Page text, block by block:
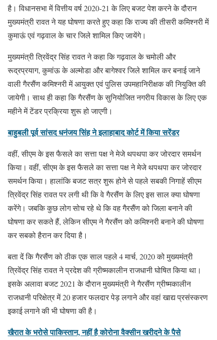
है। विधानसभा में वित्तीय वर्ष 2020-21 के लिए बजट पेश करने के दौरान
मुख्यमंत्री रावत ने यह घोषणा करते हुए कहा कि राज्य की तीसरी कमिश्नरी में
कुमाऊं एवं गढ़वाल के चार जिले शामिल किए जायेंगे।
मुख्यमंत्री त्रिवेंद्र सिंह रावत ने कहा कि गढ़वाल के चमोली और
रूद्रप्रयाग, कुमांऊ के अल्मोडा और बागेश्वर जिले शामिल कर बनाई जाने
वाली गैरसैंण कमिश्नरी में आयुक्त एवं पुलिस उपमहानिरीक्षक की नियुक्ति की
जायेगी। साथ ही कहा कि गैरसैंण के सुनियोजित नगरीय विकास के लिए एक
महीने में टेंडर प्रक्रिया शुरू हो जाएगी।
बाहुबली पूर्व सांसद धनंजय सिंह ने इलाहाबाद कोर्ट में किया सरेंडर
वहीं, सीएम के इस फैसले का सत्ता पक्ष ने मेजे थपथपा कर जोरदार समर्थन
किया। वहीं, सीएम के इस फैसले का सत्ता पक्ष ने मेजे थपथपा कर जोरदार
समर्थन किया। हालांकि बजट सत्र शुरू होने से पहले सबकी निगाहें सीएम
त्रिवेंद्र सिंह रावत पर लगी थी कि वे गैरसैंण के लिए इस साल क्या घोषणा
करेंगे। जबकि कुछ लोग सोच रहे थे कि वह गैरसैंण को जिला बनाने की
घोषणा कर सकते हैं, लेकिन सीएम ने गैरसैंण को कमिश्नरी बनाने की घोषणा
कर सबको हैरान कर दिया है।
बता दें कि गैरसैंण को ठीक एक साल पहले 4 मार्च, 2020 को मुख्यमंत्री
त्रिवेंद्र सिंह रावत ने प्रदेश की ग्रीष्मकालीन राजधानी घोषित किया था।
इसके अलावा बजट 2021 के दौरान मुख्यमंत्री ने गैरसैंण ग्रीष्मकालीन
राजधानी परिक्षेत्र में 20 हजार फलदार पेड़ लगाने और वहां खाद्य प्रसंस्करण
इकाई लगाने की भी घोषणा की है।
खैरात के भरोसे पाकिस्तान, नहीं है कोरोना वैक्सीन खरीदने के पैसे